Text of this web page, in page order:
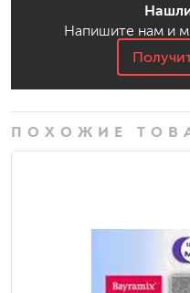
Напишите нам и
ПОХОЖИЕ